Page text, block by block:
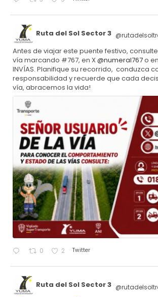
Ruta del Sol Sector 3
Antes de viajar este puente festivo,
vía marcando #767, en X@numeral767o
INVÍAS. Planifique su recorrido, conduzca
responsabilidad y recuerde que cada
vía, abracemos la vida!
0 2 Twitter
Ruta del Sol Sector 3